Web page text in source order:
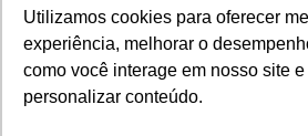
Utilizamos cookies para oferecer
experiência, melhorar o
como você interage em nosso site e
personalizar conteúdo.